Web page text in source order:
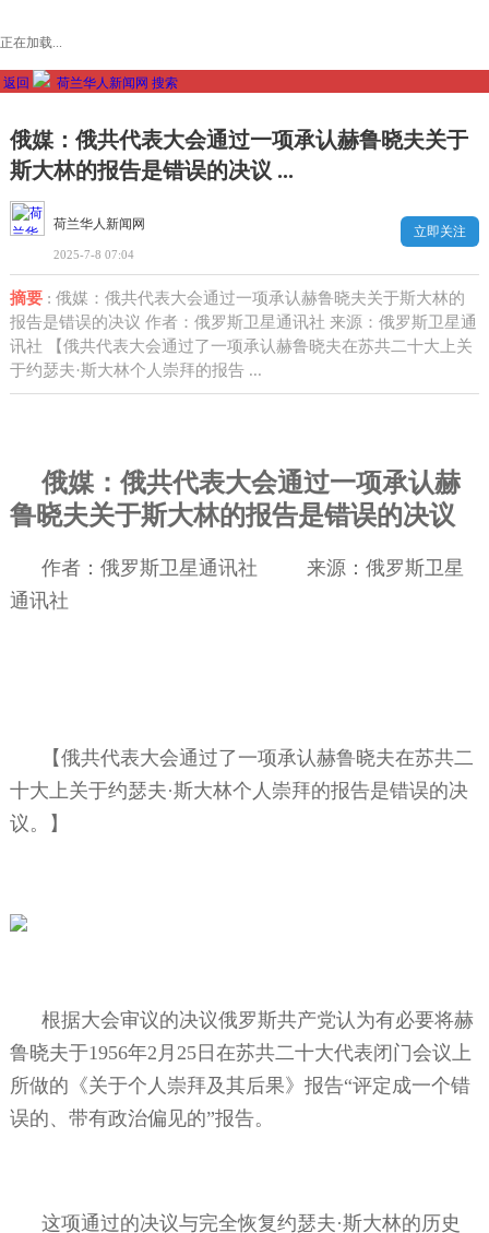
正在加载...
返回 荷兰华人新闻网 搜索
俄媒：俄共代表大会通过一项承认赫鲁晓夫关于
斯大林的报告是错误的决议 ...
荷兰华人新闻网
2025-7-8 07:04
立即关注
摘要: 俄媒：俄共代表大会通过一项承认赫鲁晓夫关于斯大林的
报告是错误的决议 作者：俄罗斯卫星通讯社 来源：俄罗斯卫星通
讯社 【俄共代表大会通过了一项承认赫鲁晓夫在苏共二十大上关
于约瑟夫·斯大林个人崇拜的报告 ...
俄媒：俄共代表大会通过一项承认赫
鲁晓夫关于斯大林的报告是错误的决议
作者：俄罗斯卫星通讯社
来源：俄罗斯卫星
通讯社
【俄共代表大会通过了一项承认赫鲁晓夫在苏共二
十大上关于约瑟夫·斯大林个人崇拜的报告是错误的决
议。】
根据大会审议的决议俄罗斯共产党认为有必要将赫
鲁晓夫于1956年2 月 25日在苏共二十大代表闭门会议上
所做的《关于个人崇拜及其后果》报告“评定成一个错
误的、带有政治偏见的”报告。
这项通过的决议与完全恢复约瑟夫·斯大林的历史